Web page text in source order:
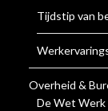
Tijdstip van
Overheid &
De Wet Werk